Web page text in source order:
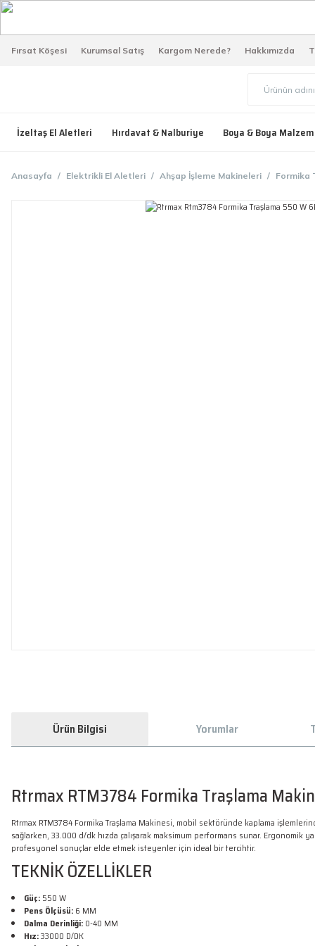
Fırsat Köşesi Kurumsal Satış Kargom Nerede? Hakkımızda
İzeltaş El Aletleri Hırdavat & Nalburiye Boya & Boya
Anasayfa Elektrikli El Aletleri Ahşap İşleme Makineleri Formika
Ürün Bilgisi Yorumlar
Rtrmax RTM3784 Formika Traşlama
Rtrmax RTM3784 Formika Traşlama Makinesi, mobil sektöründe kaplama
sağlarken, 33.000 d/dk hızda çalışarak maksimum performans sunar. Ergonomik
profesyonel sonuçlar elde etmek isteyenler için ideal bir tercihtir.
TEKNİK ÖZELLİKLER
Güç: 550 W
Pens Ölçüsü: 6 MM
Dalma Derinliği: 0-40 MM
Hız:33000 D/DK